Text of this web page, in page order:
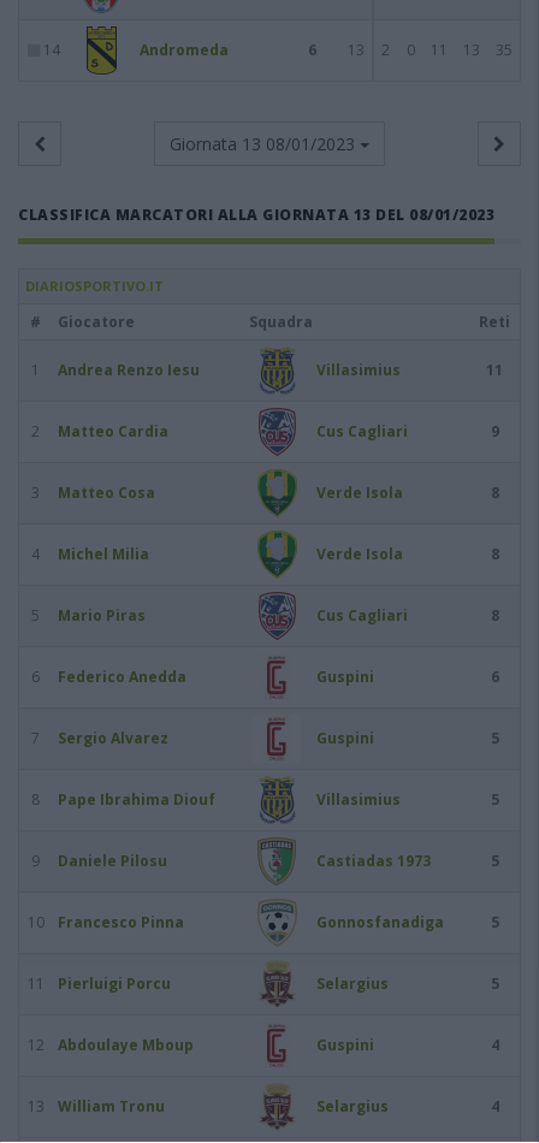
14 Andromeda 6 13 2 0 11 13 35
Giornata 13 08/01/2023
CLASSIFICA MARCATORI ALLA GIORNATA 13 DEL 08/01/2023
DIARIOSPORTIVO.IT
# Giocatore Squadra Reti
1 Andrea Renzo Iesu Villasimius 11
2 Matteo Cardia Cus Cagliari 9
3 Matteo Cosa Verde Isola 8
4 Michel Milia Verde Isola 8
5 Mario Piras Cus Cagliari 8
6 Federico Anedda Guspini 6
7 Sergio Alvarez Guspini 5
8 Pape Ibrahima Diouf Villasimius 5
9 Daniele Pilosu Castiadas 1973 5
10 Francesco Pinna Gonnosfanadiga 5
11 Pierluigi Porcu Selargius 5
12 Abdoulaye Mboup Guspini 4
13 William Tronu Selargius 4